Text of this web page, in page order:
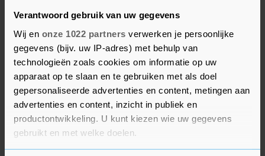
Verantwoord gebruik van uw gegevens
Wij en onze 1022 partners verwerken je persoonlijke
gegevens (bijv. uw IP-adres) met behulp van
technologieën zoals cookies om informatie op uw
apparaat op te slaan en te gebruiken met als doel
gepersonaliseerde advertenties en content, metingen aan
advertenties en content, inzicht in publiek en
productontwikkeling. U kunt kiezen wie uw gegevens
gebruikt en met welke doelen.